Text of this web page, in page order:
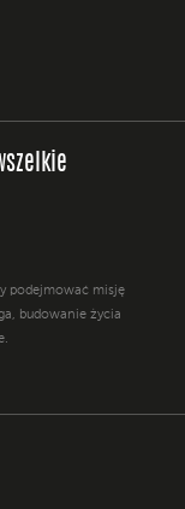
podejmować misję
budowanie życia